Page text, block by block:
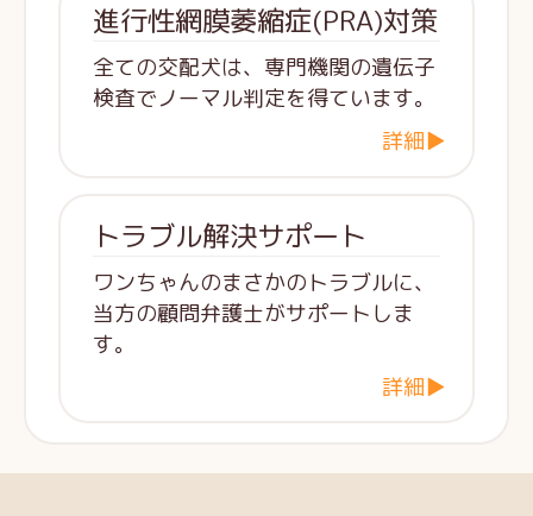
進行性網膜萎縮症(PRA)対策
全ての交配犬は、専門機関の遺伝子
検査でノーマル判定を得ています。
詳細▶
トラブル解決サポート
ワンちゃんのまさかのトラブルに、
当方の顧問弁護士がサポートしま
す。
詳細▶